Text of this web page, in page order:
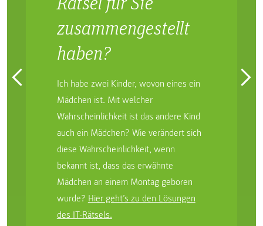
zusammengestellt
haben?
Ich habe zwei Kinder, wovon eines ein
Mädchen ist. Mit welcher
Wahrscheinlichkeit ist das andere Kind
auch ein Mädchen? Wie verändert sich
diese Wahrscheinlichkeit, wenn
bekannt ist, dass das erwähnte
Mädchen an einem Montag geboren
wurde? Hier geht’s zu den Lösungen
des IT-Rätsels.